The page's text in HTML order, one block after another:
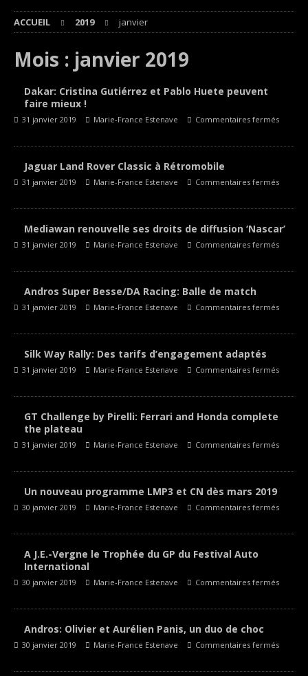
ACCUEIL 2019 janvier
Mois : janvier 2019
Dakar: Cristina Gutiérrez et Pablo Huete peuvent
faire mieux !
31 janvier 2019 Marie-France Estenave Commentaires fermés
Jaguar Land Rover Classic à Rétromobile
31 janvier 2019 Marie-France Estenave Commentaires fermés
Mediawan renouvelle ses droits de diffusion ‘Nascar’
31 janvier 2019 Marie-France Estenave Commentaires fermés
Andros Super Besse/DA Racing: Balle de match
31 janvier 2019 Marie-France Estenave Commentaires fermés
Silk Way Rally: Des tarifs d’engagement adaptés
31 janvier 2019 Marie-France Estenave Commentaires fermés
GT Challenge by Pirelli: Ferrari and Honda complete
the plateau
31 janvier 2019 Marie-France Estenave Commentaires fermés
Un nouveau programme LMP3 et CN dès mars 2019
30 janvier 2019 Marie-France Estenave Commentaires fermés
A J.E.-Vergne le Trophée du GP du Festival Auto
International
30 janvier 2019 Marie-France Estenave Commentaires fermés
Andros: Olivier et Aurélien Panis, un duo de choc
30 janvier 2019 Marie-France Estenave Commentaires fermés